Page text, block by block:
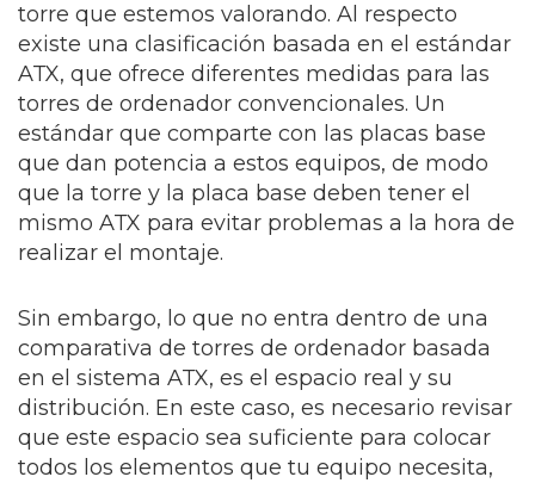
torre que estemos valorando. Al respecto
existe una clasificación basada en el estándar
ATX, que ofrece diferentes medidas para las
torres de ordenador convencionales. Un
estándar que comparte con las placas base
que dan potencia a estos equipos, de modo
que la torre y la placa base deben tener el
mismo ATX para evitar problemas a la hora de
realizar el montaje.
Sin embargo, lo que no entra dentro de una
comparativa de torres de ordenador basada
en el sistema ATX, es el espacio real y su
distribución. En este caso, es necesario revisar
que este espacio sea suficiente para colocar
todos los elementos que tu equipo necesita,